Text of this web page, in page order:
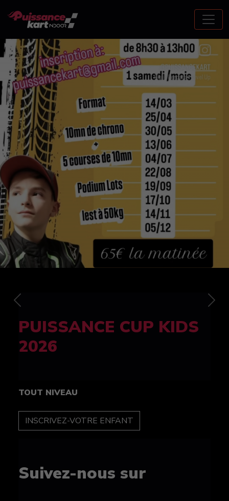
FELINE CUP 100%
féminine
TOUT NIVEAU
INSCRIPTION
Suivez-nous sur
Previous Next